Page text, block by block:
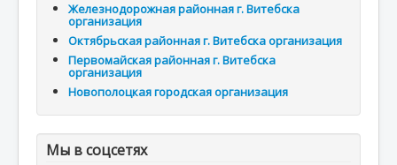
Железнодорожная районная г. Витебска
организация
Октябрьская районная г. Витебска организация
Первомайская районная г. Витебска
организация
Новополоцкая городская организация
Мы в соцсетях